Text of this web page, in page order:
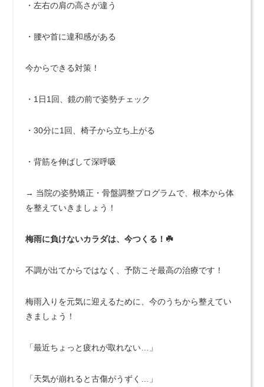
・左右の肩の高さが違う
・腰や首に違和感がある
今からできる対策！
・1日1回、鏡の前で姿勢チェック
・30分に1回、椅子から立ち上がる
・背筋を伸ばして深呼吸
→ 当院の姿勢矯正・骨盤調整プログラムで、根本から体
を整えていきましょう！
梅雨に負けないカラダは、今つくる！☘️
不調が出てからではなく、予防こそ最高の治療です！
梅雨入りを元気に迎えるために、今のうちから整えてい
きましょう！
「最近ちょっと疲れが取れない…」
「天気が崩れると古傷がうずく…」